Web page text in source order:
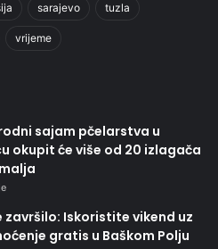
sarajevo tuzla
vrijeme
sajam pčelarstva u
okupit će više od 20 izlagača
završilo: Iskoristite vikend uz
gratis u Baškom Polju